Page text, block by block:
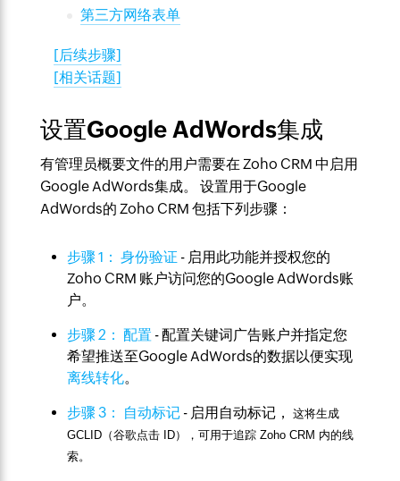
第三方网络表单
[后续步骤]
[相关话题]
设置Google AdWords集成
有管理员概要文件的用户需要在 Zoho CRM 中启用
Google AdWords集成。 设置用于Google
AdWords的 Zoho CRM 包括下列步骤：
步骤 1： 身份验证 - 启用此功能并授权您的
Zoho CRM 账户访问您的Google AdWords账
户。
步骤 2： 配置 - 配置关键词广告账户并指定您
希望推送至Google AdWords的数据以便实现
离线转化。
步骤 3： 自动标记- 启用自动标记，
这将生成
GCLID（谷歌点击 ID），可用于追踪 Zoho CRM 内的线
索。